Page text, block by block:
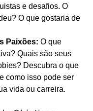
e desafios. O
O que gostaria de
Paixões: O que
Quais são seus
Descubra o que
como isso pode ser
vida ou carreira.